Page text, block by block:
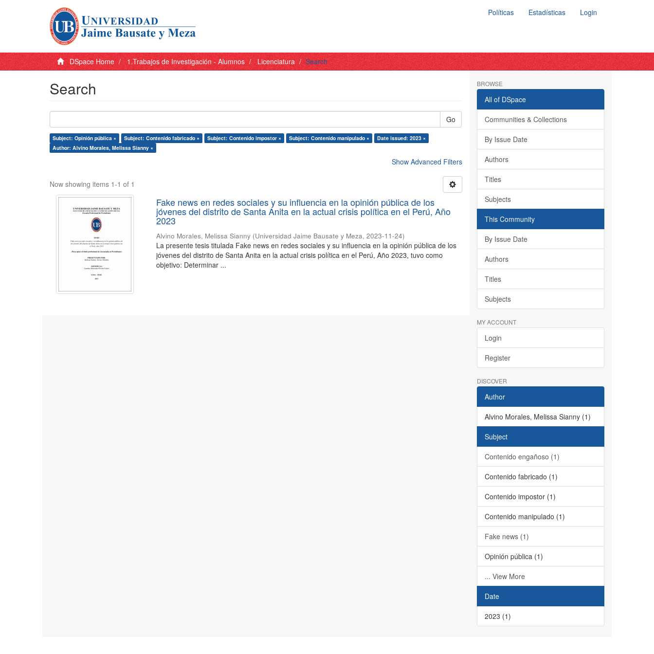
Políticas Estadísticas Login
DSpace Home 1.Trabajos de Investigación - Alumnos Licenciatura Search
Search
Go
Subject: Opinión pública × Subject: Contenido fabricado × Subject: Contenido impostor × Subject: Contenido manipulado ×
Date issued: 2023 ×
Author: Alvino Morales, Melissa Sianny ×
Show Advanced Filters
Now showing items 1-1 of 1
Fake news en redes sociales y su influencia en la opinión pública de los
jóvenes del distrito de Santa Anita en la actual crisis política en el Perú, Año
2023
Alvino Morales, Melissa Sianny (Universidad Jaime Bausate y Meza,2023-11-24)
La presente tesis titulada Fake news en redes sociales y su influencia en la opinión pública de los
jóvenes del distrito de Santa Anita en la actual crisis política en el Perú, Año 2023, tuvo como
objetivo: Determinar ...
BROWSE
All of DSpace
Communities & Collections
By Issue Date
Authors
Titles
Subjects
This Community
By Issue Date
Authors
Titles
Subjects
MY ACCOUNT
Login
Register
DISCOVER
Author
Alvino Morales, Melissa Sianny (1)
Subject
Contenido engañoso (1)
Contenido fabricado (1)
Contenido impostor (1)
Contenido manipulado (1)
Fake news (1)
Opinión pública (1)
... View More
Date
2023 (1)